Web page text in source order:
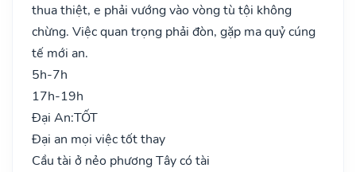
thua thiệt, e phải vướng vào vòng tù tội không
chừng. Việc quan trọng phải đòn, gặp ma quỷ cúng
tế mới an.
5h-7h
17h-19h
Đại An:TỐT
Đại an mọi việc tốt thay
Cầu tài ở nẻo phương Tây có tài